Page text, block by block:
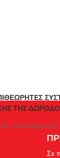
ΤΗΣ
- 6 Οκτωβρίου @
Σε